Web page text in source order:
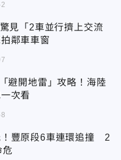
見「2車並行擠上交流
鄰車車窗
避開地雷」攻略！海陸
次看
！豐原段6車連環追撞 2
危